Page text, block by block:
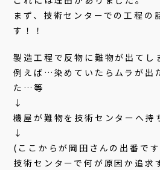
まず、技術センターでの工程の
す！！
製造工程で反物に難物が出てし
例えば…染めていたらムラが出
た…等
↓
機屋が難物を技術センターへ持
↓
(ここからが岡田さんの出番で
技術センターで何が原因か追求